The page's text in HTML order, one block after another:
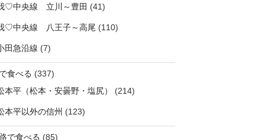
♡中央線 立川～豊田 (41)
♡中央線 八王子～高尾 (110)
田急沿線 (7)
食べる (337)
本平（松本・安曇野・塩尻）
(214)
本平以外の信州 (123)
で食べる (85)